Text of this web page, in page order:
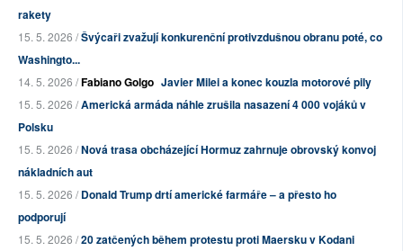
rakety
15. 5. 2026 /Švýcaři zvažují konkurenční protivzdušnou obranu poté, co
Washingto...
14. 5. 2026 /Fabiano Golgo Javier Milei a konec kouzla motorové pily
15. 5. 2026 /Americká armáda náhle zrušila nasazení 4 000 vojáků v
Polsku
15. 5. 2026 /Nová trasa obcházející Hormuz zahrnuje obrovský konvoj
nákladních aut
15. 5. 2026 /Donald Trump drtí americké farmáře – a přesto ho
podporují
15. 5. 2026 /20 zatčených během protestu proti Maersku v Kodani